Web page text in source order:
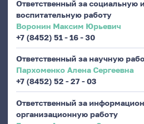
Ответственный за социальную и
воспитательную работу
Воронин Максим Юрьевич
+7 (8452) 51 - 16 - 30
Ответственный за научную
Пархоменко Алена Сергеевна
+7 (8452) 52 - 27 - 03
Ответственный за
организационную работу